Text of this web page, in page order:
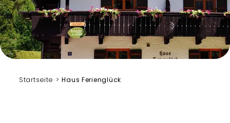
Startseite Haus Ferienglück